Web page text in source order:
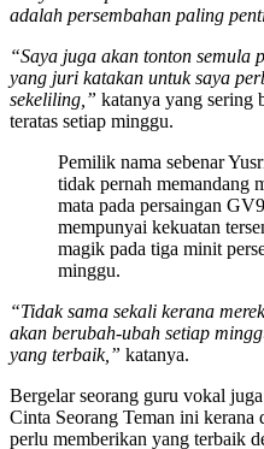
adalah persembahan paling
“Saya juga akan tonton semula
yang juri katakan untuk saya
sekeliling,” katanya yang sering
teratas setiap minggu.
Pemilik nama sebenar
tidak pernah memandang
mata pada persaingan
mempunyai kekuatan
magik pada tiga minit
minggu.
“Tidak sama sekali kerana
akan berubah-ubah setiap
yang terbaik,” katanya.
Bergelar seorang guru vokal
Cinta Seorang Teman ini kerana
perlu memberikan yang terbaik